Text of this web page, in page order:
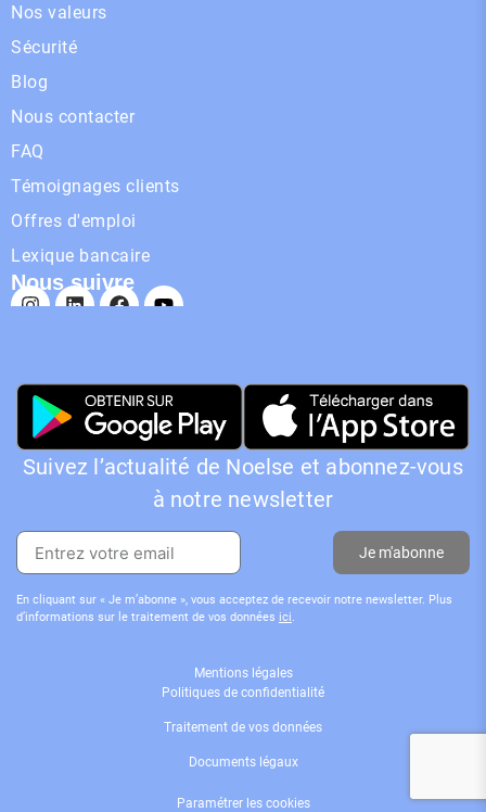
Nos valeurs
Sécurité
Blog
Nous contacter
FAQ
Témoignages clients
Offres d'emploi
Lexique bancaire
Nous suivre
Suivez l’actualité de Noelse et abonnez-vous
à notre newsletter
Je m'abonne
En cliquant sur « Je m’abonne », vous acceptez de recevoir notre newsletter. Plus
d’informations sur le traitement de vos données ici.
Mentions légales
Politiques de confidentialité
Traitement de vos données
Documents légaux
Paramétrer les cookies